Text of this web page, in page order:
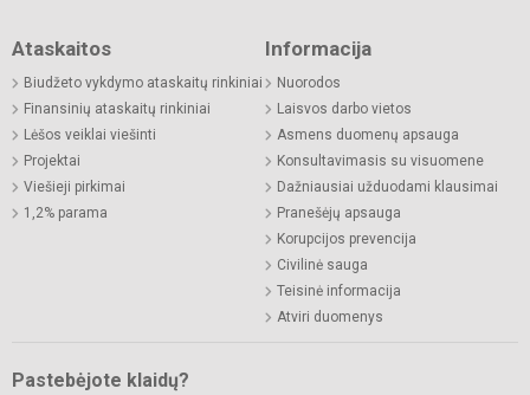
Ataskaitos
Biudžeto vykdymo ataskaitų rinkiniai
Finansinių ataskaitų rinkiniai
Lėšos veiklai viešinti
Projektai
Viešieji pirkimai
1,2% parama
Informacija
Nuorodos
Laisvos darbo vietos
Asmens duomenų apsauga
Konsultavimasis su visuomene
Dažniausiai užduodami klausimai
Pranešėjų apsauga
Korupcijos prevencija
Civilinė sauga
Teisinė informacija
Atviri duomenys
Pastebėjote klaidų?